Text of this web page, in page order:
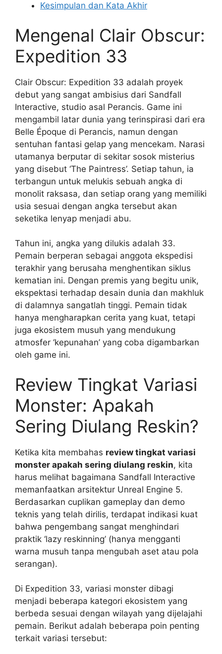
Kesimpulan dan Kata Akhir
Mengenal Clair Obscur:
Expedition 33
Clair Obscur: Expedition 33 adalah proyek
debut yang sangat ambisius dari Sandfall
Interactive, studio asal Perancis. Game ini
mengambil latar dunia yang terinspirasi dari era
Belle Époque di Perancis, namun dengan
sentuhan fantasi gelap yang mencekam. Narasi
utamanya berputar di sekitar sosok misterius
yang disebut ‘The Paintress’. Setiap tahun, ia
terbangun untuk melukis sebuah angka di
monolit raksasa, dan setiap orang yang memiliki
usia sesuai dengan angka tersebut akan
seketika lenyap menjadi abu.
Tahun ini, angka yang dilukis adalah 33.
Pemain berperan sebagai anggota ekspedisi
terakhir yang berusaha menghentikan siklus
kematian ini. Dengan premis yang begitu unik,
ekspektasi terhadap desain dunia dan makhluk
di dalamnya sangatlah tinggi. Pemain tidak
hanya mengharapkan cerita yang kuat, tetapi
juga ekosistem musuh yang mendukung
atmosfer ‘kepunahan’ yang coba digambarkan
oleh game ini.
Review Tingkat Variasi
Monster: Apakah
Sering Diulang Reskin?
Ketika kita membahas review tingkat variasi
monster apakah sering diulang reskin, kita
harus melihat bagaimana Sandfall Interactive
memanfaatkan arsitektur Unreal Engine 5.
Berdasarkan cuplikan gameplay dan demo
teknis yang telah dirilis, terdapat indikasi kuat
bahwa pengembang sangat menghindari
praktik ‘lazy reskinning’ (hanya mengganti
warna musuh tanpa mengubah aset atau pola
serangan).
Di Expedition 33, variasi monster dibagi
menjadi beberapa kategori ekosistem yang
berbeda sesuai dengan wilayah yang dijelajahi
pemain. Berikut adalah beberapa poin penting
terkait variasi tersebut: